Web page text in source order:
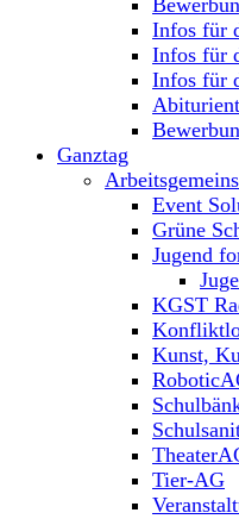
Infos für
Infos für
Infos für
Ganztag
Event
Grüne
Jugend
KGST
Kunst,
Tier-AG